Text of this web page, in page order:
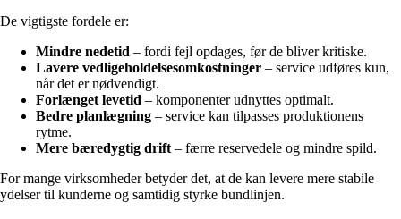
De vigtigste fordele er:
Mindre nedetid – fordi fejl opdages, før de bliver kritiske.
Lavere vedligeholdelsesomkostninger – service udføres kun,
når det er nødvendigt.
Forlænget levetid – komponenter udnyttes optimalt.
Bedre planlægning – service kan tilpasses produktionens
rytme.
Mere bæredygtig drift – færre reservedele og mindre spild.
For mange virksomheder betyder det, at de kan levere mere stabile
ydelser til kunderne og samtidig styrke bundlinjen.